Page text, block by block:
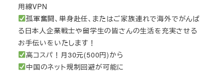
用線VPN
孤軍奮闘、単身赴任、またはご家族連れで海外でがんば
る日本人企業戦士や留学生の皆さんの生活を充実させる
お手伝いをいたします！
高コスパ！月30元(500円)から
中国のネット規制回避が可能に